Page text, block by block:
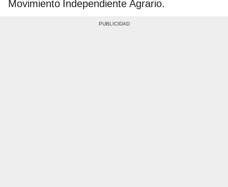
Movimiento Independiente Agrario.